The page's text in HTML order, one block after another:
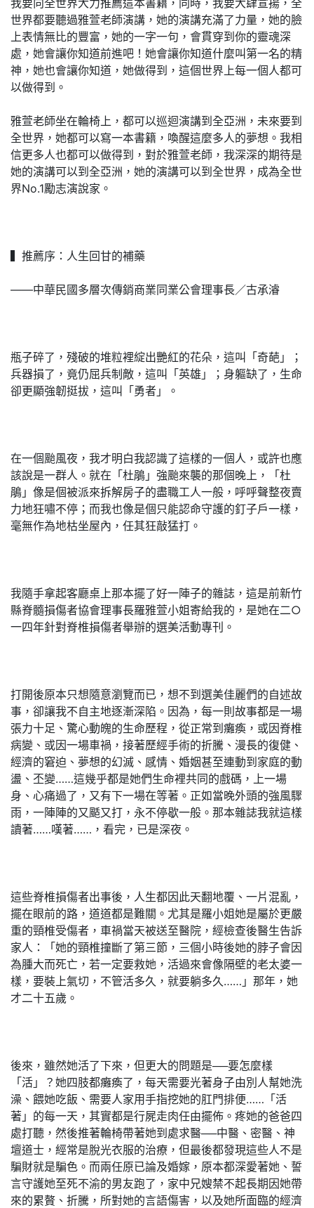
世界都要聽過雅萱老師演講，她的演講充滿了力量，她的臉
上表情無比的豐富，她的一字一句，會貫穿到你的靈魂深
處，她會讓你知道前進吧！她會讓你知道什麼叫第一名的精
神，她也會讓你知道，她做得到，這個世界上每一個人都可
以做得到。
雅萱老師坐在輪椅上，都可以巡迴演講到全亞洲，未來要到
全世界，她都可以寫一本書籍，喚醒這麼多人的夢想。我相
信更多人也都可以做得到，對於雅萱老師，我深深的期待是
她的演講可以到全亞洲，她的演講可以到全世界，成為全世
界No.1勵志演說家。
▍推薦序：人生回甘的補藥
――中華民國多層次傳銷商業同業公會理事長／古承濬
瓶子碎了，殘破的堆粒裡綻出艷紅的花朵，這叫「奇葩」；
兵器損了，竟仍屈兵制敵，這叫「英雄」；身軀缺了，生命
卻更顯強韌挺拔，這叫「勇者」。
在一個颱風夜，我才明白我認識了這樣的一個人，或許也應
該說是一群人。就在「杜鵑」強颱來襲的那個晚上，「杜
鵑」像是個被派來拆解房子的盡職工人一般，呼呼聲整夜賣
力地狂嘯不停；而我也像是個只能認命守護的釘子戶一樣，
毫無作為地枯坐屋內，任其狂敲猛打。
我隨手拿起客廳桌上那本擺了好一陣子的雜誌，這是前新竹
縣脊髓損傷者協會理事長羅雅萱小姐寄給我的，是她在二○
一四年針對脊椎損傷者舉辦的選美活動專刊。
打開後原本只想隨意瀏覽而已，想不到選美佳麗們的自述故
事，卻讓我不自主地逐漸深陷。因為，每一則故事都是一場
張力十足、驚心動魄的生命歷程，從正常到癱瘓，或因脊椎
病變、或因一場車禍，接著歷經手術的折騰、漫長的復健、
經濟的窘迫、夢想的幻滅、感情、婚姻甚至連動到家庭的動
盪、丕變……這幾乎都是她們生命裡共同的戲碼，上一場
身、心痛過了，又有下一場在等著。正如當晚外頭的強風驟
雨，一陣陣的又颳又打，永不停歇一般。那本雜誌我就這樣
讀著……嘆著……，看完，已是深夜。
這些脊椎損傷者出事後，人生都因此天翻地覆、一片混亂，
擺在眼前的路，道道都是難關。尤其是羅小姐她是屬於更嚴
重的頸椎受傷者，車禍當天被送至醫院，經檢查後醫生告訴
家人：「她的頸椎撞斷了第三節，三個小時後她的脖子會因
為腫大而死亡，若一定要救她，活過來會像隔壁的老太婆一
樣，要裝上氣切，不管活多久，就要躺多久……」那年，她
才二十五歲。
後來，雖然她活了下來，但更大的問題是──要怎麼樣
「活」？她四肢都癱瘓了，每天需要光著身子由別人幫她洗
澡、餵她吃飯、需要人家用手指挖她的肛門排便……「活
著」的每一天，其實都是行屍走肉任由擺佈。疼她的爸爸四
處打聽，然後推著輪椅帶著她到處求醫──中醫、密醫、神
壇道士，經常是脫光衣服的治療，但最後都發現這些人不是
騙財就是騙色。而兩任原已論及婚嫁，原本都深愛著她、誓
言守護她至死不渝的男友跑了，家中兄嫂禁不起長期因她帶
來的累贅、折騰，所對她的言語傷害，以及她所面臨的經濟